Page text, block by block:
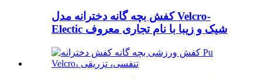
کفش بچه گانه دخترانه مدل Velcro-
Electic شیک و زیبا با نام تجاری معروف